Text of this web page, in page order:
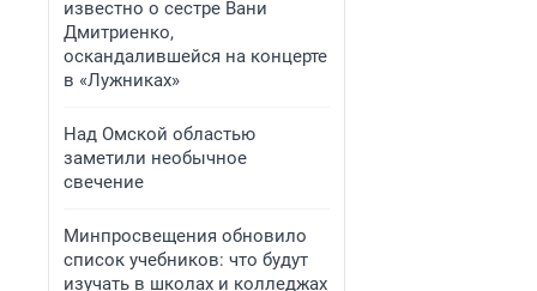
известно о сестре Вани
Дмитриенко,
оскандалившейся на концерте
в «Лужниках»
Над Омской областью
заметили необычное
свечение
Минпросвещения обновило
список учебников: что будут
изучать в школах и колледжах